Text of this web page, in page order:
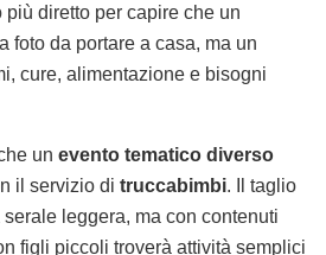
diretto per capire che un
foto da portare a casa, ma un
cure, alimentazione e bisogni
un evento tematico diverso
il servizio di truccabimbi. Il taglio
leggera, ma con contenuti
figli piccoli troverà attività semplici